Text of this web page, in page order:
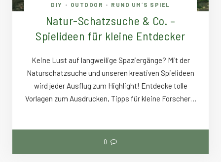
DIY • OUTDOOR • RUND UM´S SPIEL
Natur-Schatzsuche & Co. –
Spielideen für kleine Entdecker
Keine Lust auf langweilige Spaziergänge? Mit der
Naturschatzsuche und unseren kreativen Spielideen
wird jeder Ausflug zum Highlight! Entdecke tolle
Vorlagen zum Ausdrucken, Tipps für kleine Forscher…
0